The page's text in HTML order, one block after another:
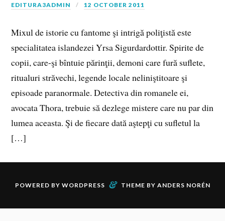
EDITURA3ADMIN 12 OCTOBER 2011
Mixul de istorie cu fantome şi intrigă poliţistă este
specialitatea islandezei Yrsa Sigurdardottir. Spirite de
copii, care-şi bîntuie părinţii, demoni care fură suflete,
ritualuri străvechi, legende locale neliniştitoare şi
episoade paranormale. Detectiva din romanele ei,
avocata Thora, trebuie să dezlege mistere care nu par din
lumea aceasta. Şi de fiecare dată aştepţi cu sufletul la
[…]
POWERED BY WORDPRESS & THEME BY ANDERS NORÉN